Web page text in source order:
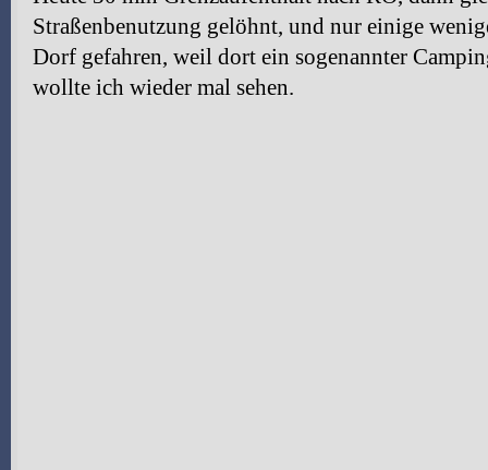
Straßenbenutzung gelöhnt, und nur einige
Dorf gefahren, weil dort ein sogenannter
wollte ich wieder mal sehen.